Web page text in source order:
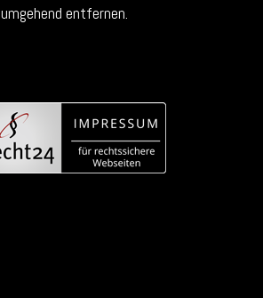
umgehend entfernen.